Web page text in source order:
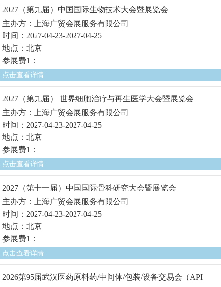
2027（第九届）中国国际生物技术大会暨展览会
主办方：上海广贸会展服务有限公司
时间：2027-04-23-2027-04-25
地点：北京
参展费1：
点击查看详情
2027（第九届） 世界细胞治疗与再生医学大会暨展览会
主办方：上海广贸会展服务有限公司
时间：2027-04-23-2027-04-25
地点：北京
参展费1：
点击查看详情
2027（第十一届）中国国际骨科研究大会暨展览会
主办方：上海广贸会展服务有限公司
时间：2027-04-23-2027-04-25
地点：北京
参展费1：
点击查看详情
2026第95届武汉医药原料药/中间体/包装/设备交易会（API